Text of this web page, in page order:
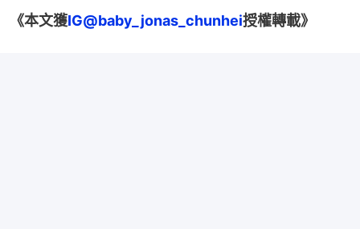
《本文獲IG@baby_jonas_chunhei授權轉載》